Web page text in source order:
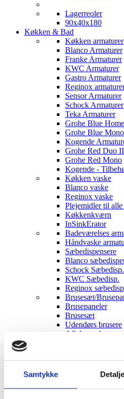
Samtykke
Lagerreoler
90x40x180
Køkken & Bad
Køkken armaturer
Blanco Armaturer
Franke Armaturer
KWC Armaturer
Gastro Armaturer
Reginox
Sensor Armaturer
Schock Armaturer
Teka Armaturer
Grohe Blue
Grohe Blue
Kogende
Grohe Red Duo II
Grohe Red Mono
Kogende -
Køkken vaske
Blanco vaske
Reginox vaske
Plejemidler til alle
Køkkenkværn
InSinkErator
Badeværelses
Håndvaske
Sæbedispensere
Blanco
Schock Sæbedisp.
KWC Sæbedisp.
Reginox
Brusesæt/
Brusepaneler
Brusesæt
Udendørs brusere
Afløbsrende
Hvidt glas afløb
Affaldssortering
Pedal systemer
Haven